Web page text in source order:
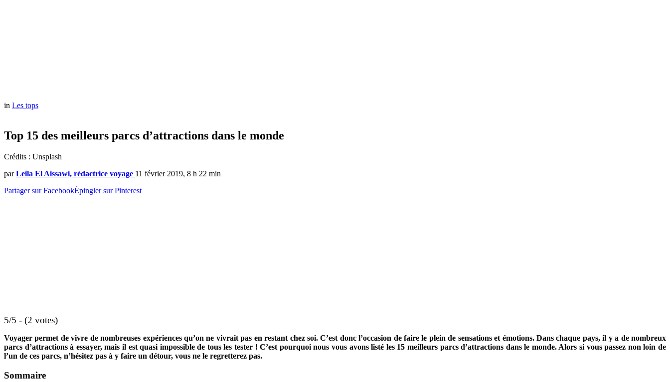
in Les tops
Top 15 des meilleurs parcs d’attractions dans le monde
Crédits : Unsplash
par Leila El Aissawi, rédactrice voyage 11 février 2019, 8 h 22 min
Partager sur FacebookÉpingler sur Pinterest
5/5 - (2 votes)
Voyager permet de vivre de nombreuses expériences qu’on ne vivrait pas en restant chez soi. C’est donc l’occasion de faire le plein de sensations et émotions. Dans chaque pays, il y a de nombreux
parcs d’attractions à essayer, mais il est quasi impossible de tous les tester ! C’est pourquoi nous vous avons listé les 15 meilleurs parcs d’attractions dans le monde. Alors si vous passez non loin de
l’un de ces parcs, n’hésitez pas à y faire un détour, vous ne le regretterez pas.
Sommaire